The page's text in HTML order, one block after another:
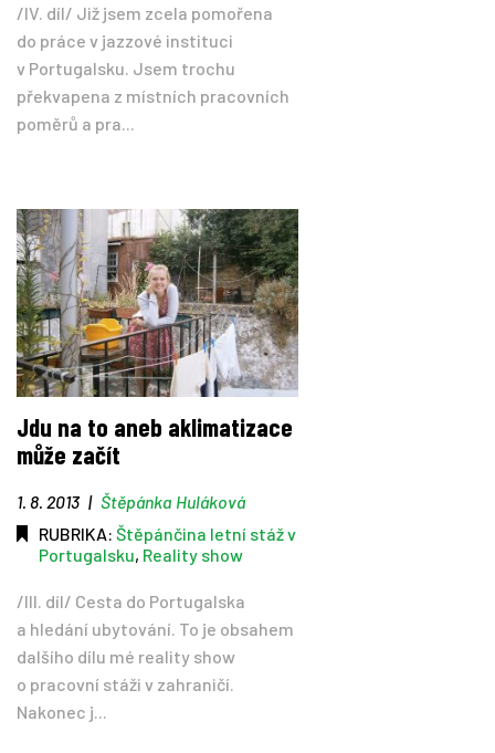
/IV. díl/ Již jsem zcela pomořena
do práce v jazzové instituci
v Portugalsku. Jsem trochu
překvapena z místních pracovních
poměrů a pra...
Jdu na to aneb aklimatizace
může začít
1. 8. 2013 | Štěpánka Huláková
RUBRIKA: Štěpánčina letní stáž v
Portugalsku, Reality show
/III. díl/ Cesta do Portugalska
a hledání ubytování. To je obsahem
dalšího dílu mé reality show
o pracovní stáži v zahraničí.
Nakonec j...